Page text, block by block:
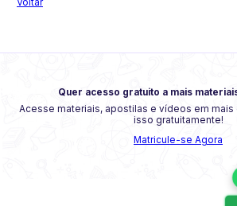
Quer acesso gratuito a mais
Acesse materiais, apostilas e vídeos em mais
isso gratuitamente!
Matricule-se Agora